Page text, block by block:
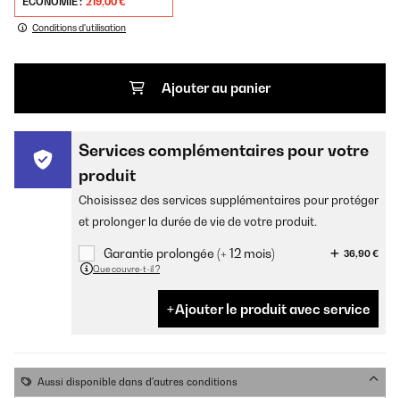
Conditions d'utilisation
Ajouter au panier
Services complémentaires pour votre
produit
Choisissez des services supplémentaires pour protéger
et prolonger la durée de vie de votre produit.
Garantie prolongée (+ 12 mois)
36,90 €
Que couvre-t-il ?
Ajouter le produit avec service
Aussi disponible dans d'autres conditions